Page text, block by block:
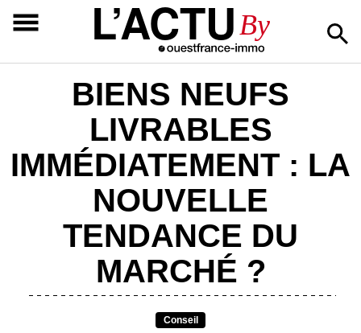
L’ACTUBy
BIENS NEUFS
LIVRABLES
IMMÉDIATEMENT : LA
NOUVELLE
TENDANCE DU
MARCHÉ ?
Conseil